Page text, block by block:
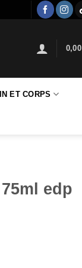
0,00
ET CORPS
edp